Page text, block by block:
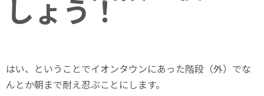
しょう！
はい、ということでイオンタウンにあった階段（外）でな
んとか朝まで耐え忍ぶことにします。